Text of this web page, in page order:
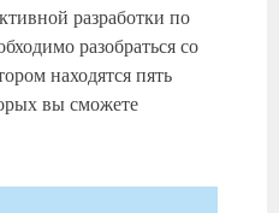
разработки по
разобраться со
находятся пять
вы сможете